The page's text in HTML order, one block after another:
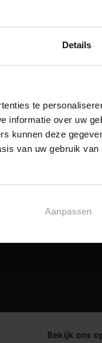
Details
te
informatie over uw
kunnen deze
van uw gebruik
Aanpassen
Bekijk ons